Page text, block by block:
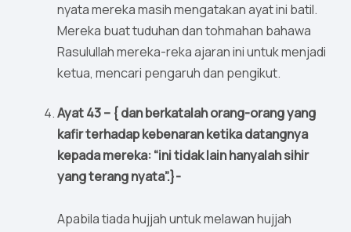
nyata mereka masih mengatakan ayat ini batil.
Mereka buat tuduhan dan tohmahan bahawa
Rasulullah mereka-reka ajaran ini untuk menjadi
ketua, mencari pengaruh dan pengikut.
Ayat 43 – { dan berkatalah orang-orang yang
kafir terhadap kebenaran ketika datangnya
kepada mereka: “ini tidak lain hanyalah sihir
yang terang nyata”.}-
Apabila tiada hujjah untuk melawan hujjah